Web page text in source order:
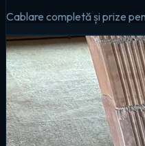
Cablare completă și prize